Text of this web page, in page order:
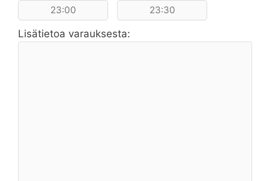
23:00 23:30
Lisätietoa varauksesta: